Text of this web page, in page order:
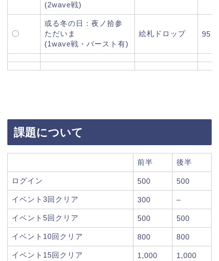
(2wave戦)
〇
或る冬の日：夜ノ拾参
ただいま
(1wave戦・バースト有)
絵札ドロップ 95
課題について
前半 後半
ログイン 500 500
イベント3回クリア 300 –
イベント5回クリア 500 500
イベント10回クリア 800 800
イベント15回クリア 1,000 1,000